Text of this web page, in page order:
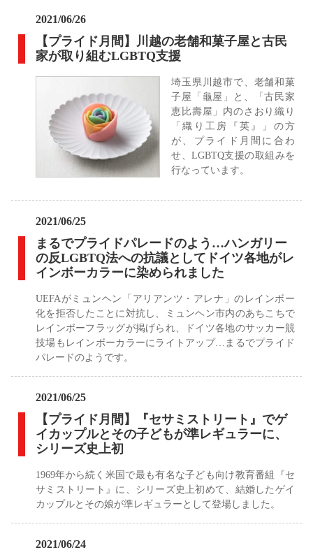
2021/06/26
【プライド月間】川越の老舗和菓子屋と古民
家が取り組むLGBTQ支援
埼玉県川越市で、老舗和菓
子屋「龜屋」と、「古民家
恵比壽屋」内のさおり織り
「織り工房『英』」の方
が、プライド月間に合わ
せ、LGBTQ支援の取組みを
行なっています。
2021/06/25
まるでプライドパレードのよう…ハンガリー
の反LGBTQ法への抗議としてドイツ各地がレ
インボーカラーに染められました
UEFAがミュンヘン「アリアンツ・アレナ」のレインボー
化を拒否したことに対抗し、ミュンヘン市内のあちこちで
レインボーフラッグが掲げられ、ドイツ各地のサッカー競
技場もレインボーカラーにライトアップ…まるでプライド
パレードのようです。
2021/06/25
【プライド月間】『セサミストリート』でゲ
イカップルとその子どもが準レギュラーに、
シリーズ史上初
1969年から続く米国で最も有名な子ども向け教育番組『セ
サミストリート』に、シリーズ史上初めて、結婚したゲイ
カップルとその娘が準レギュラーとして登場しました。
2021/06/24